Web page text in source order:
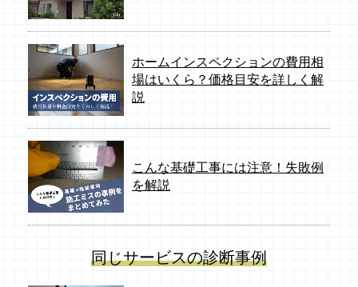
ホームインスペクションの費用相
場はいくら？価格目安を詳しく解
説
こんな基礎工事には注意！失敗例
を解説
同じサービスの診断事例